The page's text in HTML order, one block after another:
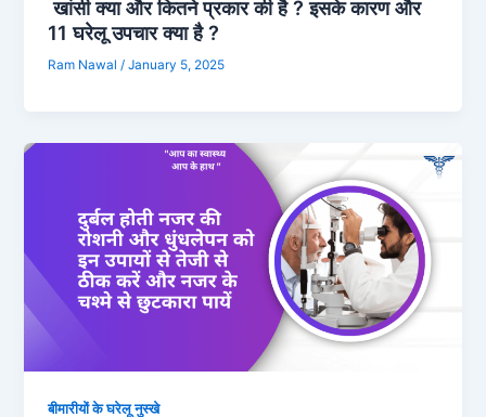
खांसी क्या और कितने प्रकार की है ? इसके कारण और
11 घरेलू उपचार क्या है ?
Ram Nawal/January 5, 2025
बीमारीयों के घरेलू नुस्खे